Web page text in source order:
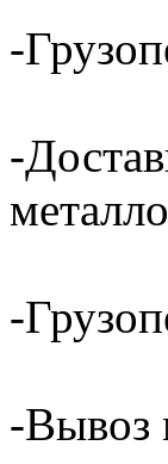
-
-
-
-Вывоз